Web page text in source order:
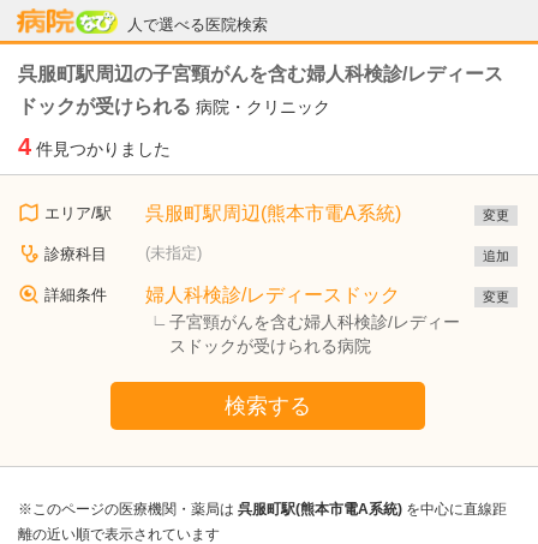
人で選べる医院検索
病院なび
呉服町駅周辺の子宮頸がんを含む婦人科検診/レディース
ドックが受けられる 病院・クリニック
4 件見つかりました
エリア/駅 呉服町駅周辺(熊本市電A系統) 変更
診療科目 (未指定) 追加
詳細条件 婦人科検診/レディースドック
子宮頸がんを含む婦人科検診/レディー
スドックが受けられる病院
変更
検索する
※このページの医療機関・薬局は 呉服町駅(熊本市電A系統) を中心に直線距
離の近い順で表示されています